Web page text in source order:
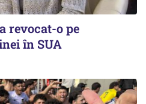
revocat-o pe
în SUA